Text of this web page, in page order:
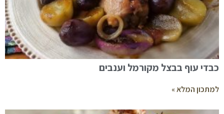
כבדי עוף בבצל מקורמל וענבים
למתכון המלא »